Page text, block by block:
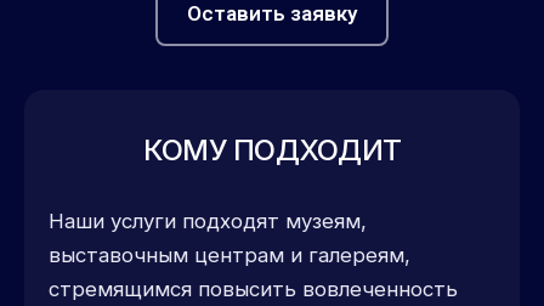
Оставить заявку
КОМУ ПОДХОДИТ
Наши услуги подходят музеям,
выставочным центрам и галереям,
стремящимся повысить вовлеченность